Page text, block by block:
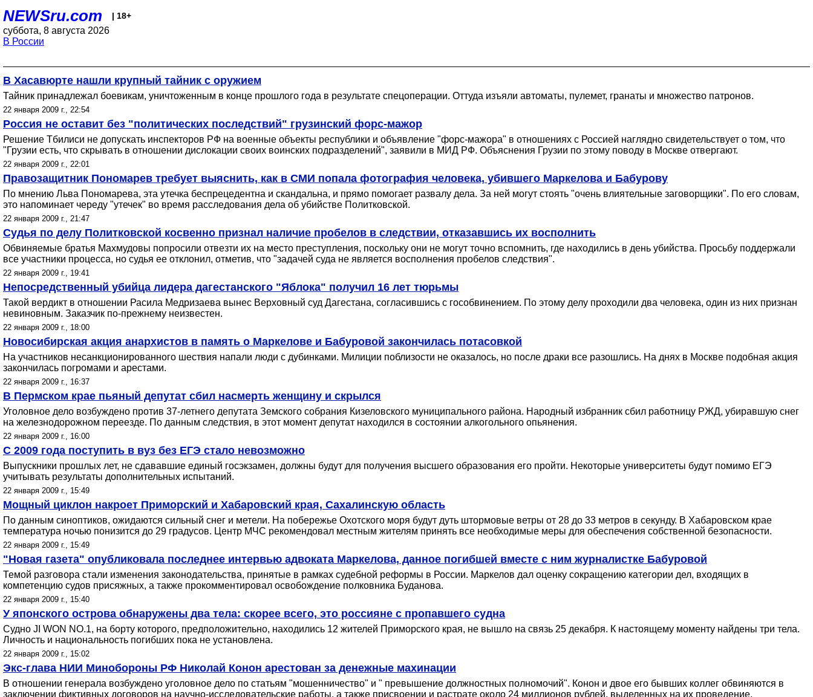
NEWSru.com | 18+
суббота, 8 августа 2026
В России
В Хасавюрте нашли крупный тайник с оружием
Тайник принадлежал боевикам, уничтоженным в конце прошлого года в результате спецоперации. Оттуда изъяли автоматы, пулемет, гранаты и множество патронов.
22 января 2009 г., 22:54
Россия не оставит без "политических последствий" грузинский форс-мажор
Решение Тбилиси не допускать инспекторов РФ на военные объекты республики и объявление "форс-мажора" в отношениях с Россией наглядно свидетельствует о том, что
"Грузии есть, что скрывать в отношении дислокации своих воинских подразделений", заявили в МИД РФ. Объяснения Грузии по этому поводу в Москве отвергают.
22 января 2009 г., 22:01
Правозащитник Пономарев требует выяснить, как в СМИ попала фотография человека, убившего Маркелова и Бабурову
По мнению Льва Пономарева, эта утечка беспрецедентна и скандальна, и прямо помогает развалу дела. За ней могут стоять "очень влиятельные заговорщики". По его словам,
это напоминает череду "утечек" во время расследования дела об убийстве Политковской.
22 января 2009 г., 21:47
Судья по делу Политковской косвенно признал наличие пробелов в следствии, отказавшись их восполнить
Обвиняемые братья Махмудовы попросили отвезти их на место преступления, поскольку они не могут точно вспомнить, где находились в день убийства. Просьбу поддержали
все участники процесса, но судья ее отклонил, отметив, что "задачей суда не является восполнения пробелов следствия".
22 января 2009 г., 19:41
Непосредственный убийца лидера дагестанского "Яблока" получил 16 лет тюрьмы
Такой вердикт в отношении Расила Медризаева вынес Верховный суд Дагестана, согласившись с гособвинением. По этому делу проходили два человека, один из них признан
невиновным. Заказчик по-прежнему неизвестен.
22 января 2009 г., 18:00
Новосибирская акция анархистов в память о Маркелове и Бабуровой закончилась потасовкой
На участников несанкционированного шествия напали люди с дубинками. Милиции поблизости не оказалось, но после драки все разошлись. На днях в Москве подобная акция
закончилась погромами и арестами.
22 января 2009 г., 16:37
В Пермском крае пьяный депутат сбил насмерть женщину и скрылся
Уголовное дело возбуждено против 37-летнего депутата Земского собрания Кизеловского муниципального района. Народный избранник сбил работницу РЖД, убиравшую снег
на железнодорожном переезде. По данным следствия, в этот момент депутат находился в состоянии алкогольного опьянения.
22 января 2009 г., 16:00
С 2009 года поступить в вуз без ЕГЭ стало невозможно
Выпускники прошлых лет, не сдававшие единый госэкзамен, должны будут для получения высшего образования его пройти. Некоторые университеты будут помимо ЕГЭ
учитывать результаты дополнительных испытаний.
22 января 2009 г., 15:49
Мощный циклон накроет Приморский и Хабаровский края, Сахалинскую область
По данным синоптиков, ожидаются сильный снег и метели. На побережье Охотского моря будут дуть штормовые ветры от 28 до 33 метров в секунду. В Хабаровском крае
температура ночью понизится до 29 градусов. Центр МЧС рекомендовал местным жителям принять все необходимые меры для обеспечения собственной безопасности.
22 января 2009 г., 15:49
"Новая газета" опубликовала последнее интервью адвоката Маркелова, данное погибшей вместе с ним журналистке Бабуровой
Темой разговора стали изменения законодательства, принятые в рамках судебной реформы в России. Маркелов дал оценку сокращению категории дел, входящих в
компетенцию судов присяжных, а также прокомментировал освобождение полковника Буданова.
22 января 2009 г., 15:40
У японского острова обнаружены два тела: скорее всего, это россияне с пропавшего судна
Судно JI WON NO.1, на борту которого, предположительно, находились 12 жителей Приморского края, не вышло на связь 25 декабря. К настоящему моменту найдены три тела.
Личность и национальность погибших пока не установлена.
22 января 2009 г., 15:02
Экс-глава НИИ Минобороны РФ Николай Конон арестован за денежные махинации
В отношении генерала возбуждено уголовное дело по статьям "мошенничество" и " превышение должностных полномочий". Конон и двое его бывших коллег обвиняются в
заключении фиктивных договоров на научно-исследовательские работы, а также присвоении и растрате около 24 миллионов рублей, выделенных на их проведение.